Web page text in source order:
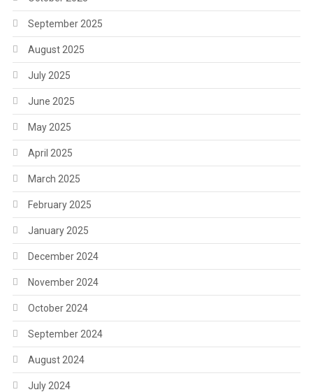
September 2025
August 2025
July 2025
June 2025
May 2025
April 2025
March 2025
February 2025
January 2025
December 2024
November 2024
October 2024
September 2024
August 2024
July 2024